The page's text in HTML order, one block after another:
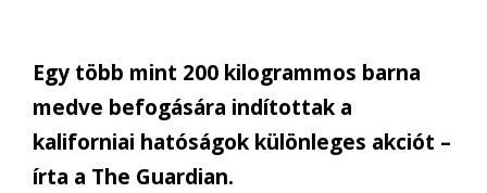
Egy több mint 200 kilogrammos barna
medve befogására indítottak a
kaliforniai hatóságok különleges akciót –
írta a The Guardian.